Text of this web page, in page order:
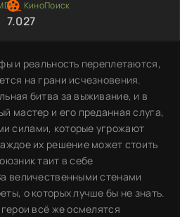
7.027
и реальность переплетаются,
на грани исчезновения.
битва за выживание, и в
мастер и его преданная слуга,
силами, которые угрожают
их решение может стоить
таит в себе
величественными стенами
о которых лучше бы не знать.
всё же осмелятся